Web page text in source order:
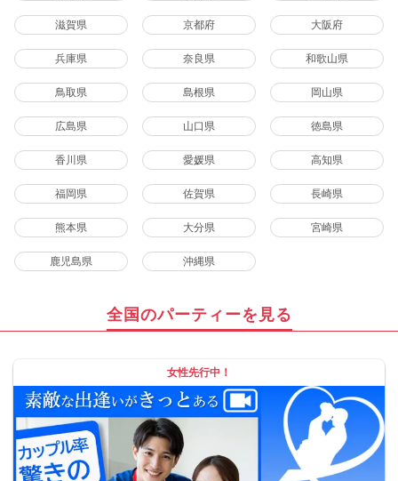
滋賀県 京都府 大阪府
兵庫県 奈良県 和歌山県
鳥取県 島根県 岡山県
広島県 山口県 徳島県
香川県 愛媛県 高知県
福岡県 佐賀県 長崎県
熊本県 大分県 宮崎県
鹿児島県 沖縄県
全国のパーティーを見る
女性先行中！